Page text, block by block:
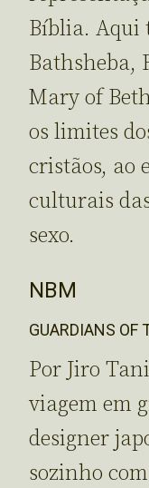
Bíblia. Aqui
Bathsheba,
Mary of
os limites
cristãos, ao
culturais
sexo.
NBM
GUARDIANS OF
Por Jiro
viagem em
designer
sozinho